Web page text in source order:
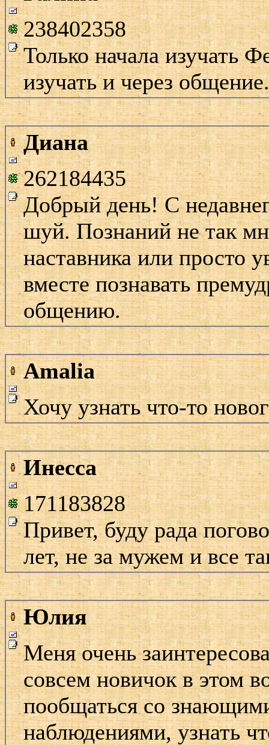
238402358
Только начала изучать
изучать и через общение.
Диана
262184435
Добрый день! С
шуй. Познаний не так
наставника или просто
вместе познавать
общению.
Amalia
Хочу узнать что-то
Инесса
171183828
Привет, буду рада
лет, не за мужем и все
Юлия
Меня очень
совсем новичок в этом
пообщаться со
наблюдениями, узнать